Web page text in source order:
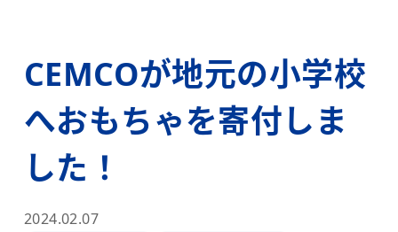
CEMCOが地元の小学校
へおもちゃを寄付しま
した！
2024.02.07